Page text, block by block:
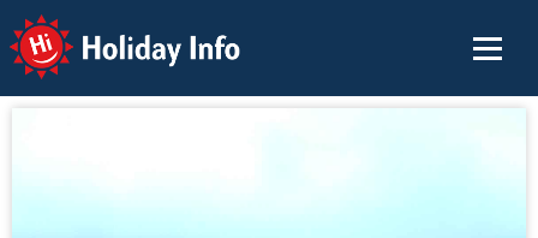
Holiday Info